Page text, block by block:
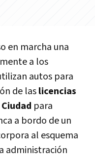
en marcha una
a los
autos para
de laslicencias
Ciudad para
a bordo de un
al esquema
administración